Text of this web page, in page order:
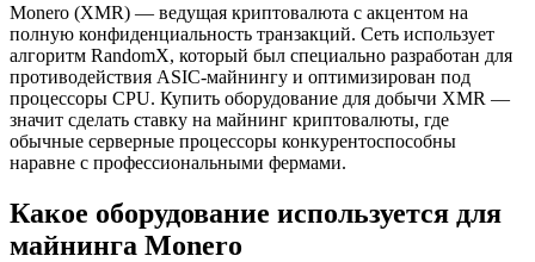
Monero (XMR) — ведущая криптовалюта с акцентом на
полную конфиденциальность транзакций. Сеть использует
алгоритм RandomX, который был специально разработан для
противодействия ASIC-майнингу и оптимизирован под
процессоры CPU. Купить оборудование для добычи XMR —
значит сделать ставку на майнинг криптовалюты, где
обычные серверные процессоры конкурентоспособны
наравне с профессиональными фермами.
Какое оборудование используется для
майнинга Monero